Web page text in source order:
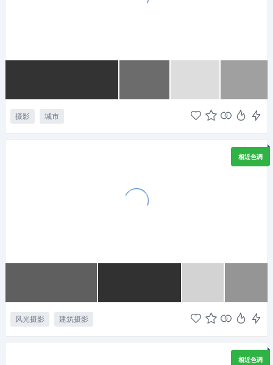
摄影 城市
相近色调
风光摄影 建筑摄影
相近色调